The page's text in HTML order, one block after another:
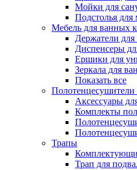
Мойки для
Подстолья для
Мебель для ванных
Держатели для
Диспенсеры
Ершики для
Зеркала для
Показать все
Аксессуары
Комплекты
Трапы
Трап для